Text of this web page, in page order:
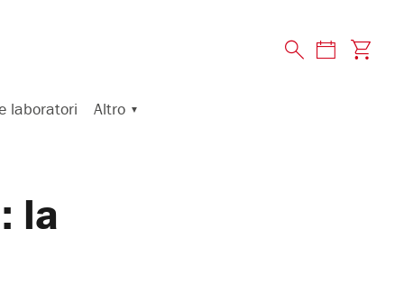
laboratori Altro
la